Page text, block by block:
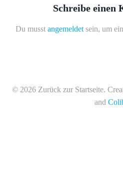
Schreibe einen
Du musst angemeldet sein, um
© 2026 Zurück zur Startseite.
and